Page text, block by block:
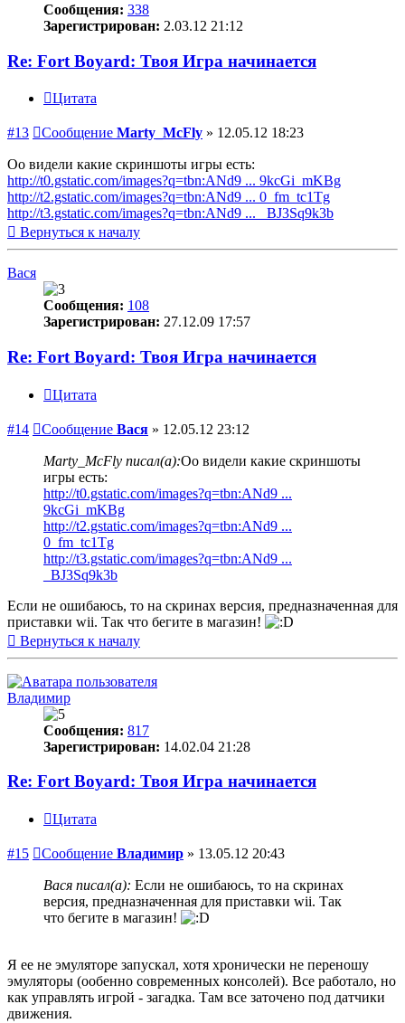
Сообщения: 338
Зарегистрирован: 2.03.12 21:12
Re: Fort Boyard: Твоя Игра начинается
Цитата
#13 Сообщение Marty_McFly » 12.05.12 18:23
Оо видели какие скриншоты игры есть:
http://t0.gstatic.com/images?q=tbn:ANd9 ... 9kcGi_mKBg
http://t2.gstatic.com/images?q=tbn:ANd9 ... 0_fm_tc1Tg
http://t3.gstatic.com/images?q=tbn:ANd9 ... _BJ3Sq9k3b
Вернуться к началу
Вася
Сообщения: 108
Зарегистрирован: 27.12.09 17:57
Re: Fort Boyard: Твоя Игра начинается
Цитата
#14 Сообщение Вася » 12.05.12 23:12
Marty_McFly писал(а):Оо видели какие скриншоты
игры есть:
http://t0.gstatic.com/images?q=tbn:ANd9 ...
9kcGi_mKBg
http://t2.gstatic.com/images?q=tbn:ANd9 ...
0_fm_tc1Tg
http://t3.gstatic.com/images?q=tbn:ANd9 ...
_BJ3Sq9k3b
Если не ошибаюсь, то на скринах версия, предназначенная для
приставки wii. Так что бегите в магазин!
Вернуться к началу
Владимир
Сообщения: 817
Зарегистрирован: 14.02.04 21:28
Re: Fort Boyard: Твоя Игра начинается
Цитата
#15 Сообщение Владимир » 13.05.12 20:43
Вася писал(а): Если не ошибаюсь, то на скринах
версия, предназначенная для приставки wii. Так
что бегите в магазин!
Я ее не эмуляторе запускал, хотя хронически не переношу
эмуляторы (ообенно современных консолей). Все работало, но
как управлять игрой - загадка. Там все заточено под датчики
движения.